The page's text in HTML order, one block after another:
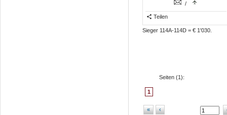
/
Teilen
Sieger 114A-114D = € 1'030.
Seiten (1 ):
1
« ‹